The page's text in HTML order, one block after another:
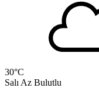
30°C
Salı Az Bulutlu